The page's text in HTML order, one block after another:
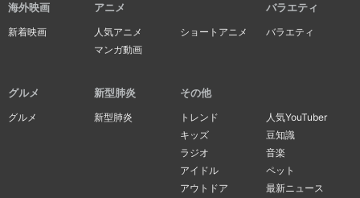
海外映画
新着映画
アニメ
人気アニメ
ショートアニメ
マンガ動画
バラエティ
バラエティ
グルメ
グルメ
新型肺炎
新型肺炎
その他
トレンド
人気YouTuber
キッズ
豆知識
ラジオ
音楽
アイドル
ペット
アウトドア
最新ニュース